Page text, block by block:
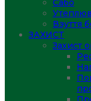
Сабо
Взуття
ЗАХИСТ
Захист